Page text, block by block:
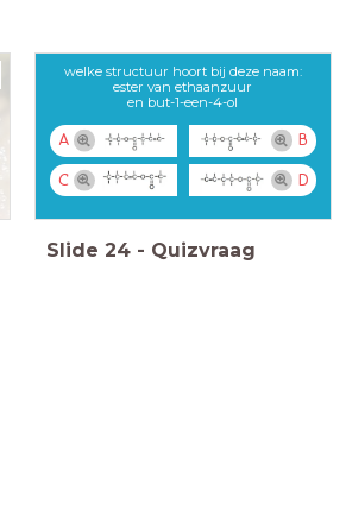
welke structuur hoort bij deze naam:
ester van ethaanzuur
en but-1-een-4-ol
A B
C D
Slide 24 - Quizvraag